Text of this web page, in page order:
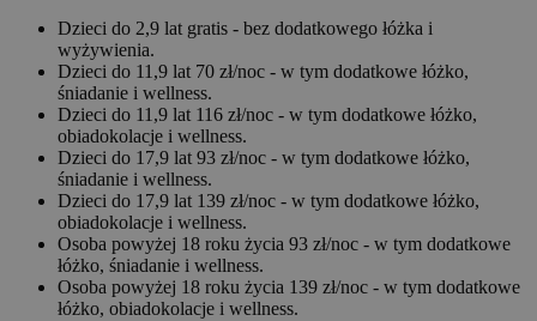
Dzieci do 2,9 lat gratis - bez dodatkowego łóżka i
wyżywienia.
Dzieci do 11,9 lat 70 zł/noc - w tym dodatkowe łóżko,
śniadanie i wellness.
Dzieci do 11,9 lat 116 zł/noc - w tym dodatkowe łóżko,
obiadokolacje i wellness.
Dzieci do 17,9 lat 93 zł/noc - w tym dodatkowe łóżko,
śniadanie i wellness.
Dzieci do 17,9 lat 139 zł/noc - w tym dodatkowe łóżko,
obiadokolacje i wellness.
Osoba powyżej 18 roku życia 93 zł/noc - w tym dodatkowe
łóżko, śniadanie i wellness.
Osoba powyżej 18 roku życia 139 zł/noc - w tym dodatkowe
łóżko, obiadokolacje i wellness.